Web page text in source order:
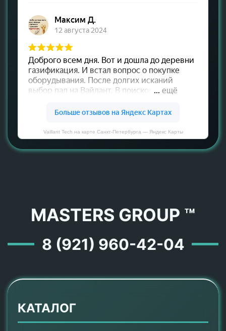
Vaillant Tech на карте Санкт‑Петербурга — Яндекс Карты
MASTERS GROUP ™
8 (921) 960-42-04
КАТАЛОГ